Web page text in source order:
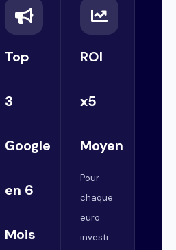
Top
3
Google
en 6
Mois
ROI
x5
Moyen
Pour
chaque
euro
investi